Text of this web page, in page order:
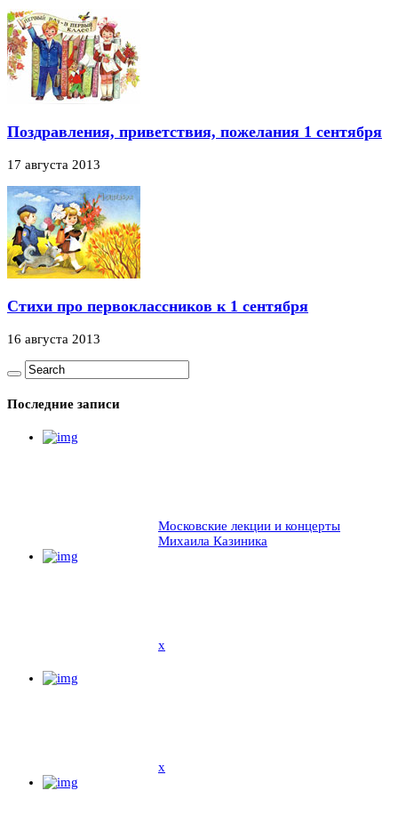
Поздравления, приветствия, пожелания 1 сентября
17 августа 2013
Стихи про первоклассников к 1 сентября
16 августа 2013
Последние записи
Московские лекции и концерты
Михаила Казиника
x
x